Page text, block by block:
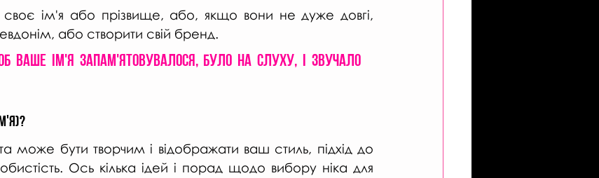
ім'я або прізвище, або, якщо вони не дуже довгі,
або створити свій бренд.
ваше ім'я запам'ятовувалося, було на слуху, і звучало
може бути творчим і відображати ваш стиль, підхід до
Ось кілька ідей і порад щодо вибору ніка для